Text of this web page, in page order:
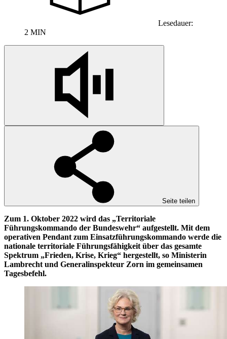
Lesedauer:
2 MIN
Seite teilen
Zum 1. Oktober 2022 wird das „Territoriale
Führungskommando der Bundeswehr“ aufgestellt. Mit dem
operativen Pendant zum Einsatzführungskommando werde die
nationale territoriale Führungsfähigkeit über das gesamte
Spektrum „Frieden, Krise, Krieg“ hergestellt, so Ministerin
Lambrecht und Generalinspekteur Zorn im gemeinsamen
Tagesbefehl.